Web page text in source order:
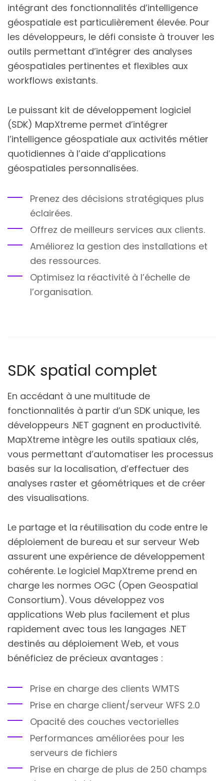
intégrant des fonctionnalités d’intelligence
géospatiale est particulièrement élevée. Pour
les développeurs, le défi consiste à trouver les
outils permettant d’intégrer des analyses
géospatiales pertinentes et flexibles aux
workflows existants.
Le puissant kit de développement logiciel
(SDK) MapXtreme permet d’intégrer
l’intelligence géospatiale aux activités métier
quotidiennes à l’aide d’applications
géospatiales personnalisées.
Prenez des décisions stratégiques plus
éclairées.
Offrez de meilleurs services aux clients.
Améliorez la gestion des installations et
des ressources.
Optimisez la réactivité à l’échelle de
l’organisation.
SDK spatial complet
En accédant à une multitude de
fonctionnalités à partir d’un SDK unique, les
développeurs .NET gagnent en productivité.
MapXtreme intègre les outils spatiaux clés,
vous permettant d’automatiser les processus
basés sur la localisation, d’effectuer des
analyses raster et géométriques et de créer
des visualisations.
Le partage et la réutilisation du code entre le
déploiement de bureau et sur serveur Web
assurent une expérience de développement
cohérente. Le logiciel MapXtreme prend en
charge les normes OGC (Open Geospatial
Consortium). Vous développez vos
applications Web plus facilement et plus
rapidement avec tous les langages .NET
destinés au déploiement Web, et vous
bénéficiez de précieux avantages :
Prise en charge des clients WMTS
Prise en charge client/serveur WFS 2.0
Opacité des couches vectorielles
Performances améliorées pour les
serveurs de fichiers
Prise en charge de plus de 250 champs